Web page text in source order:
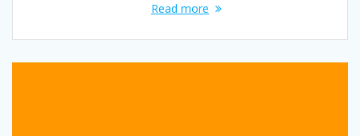
Read more